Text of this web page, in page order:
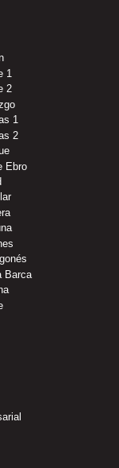
1
2
1
2
Ebro
Barca